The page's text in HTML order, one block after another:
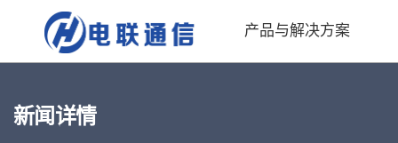
产品与解决方案
新闻详情